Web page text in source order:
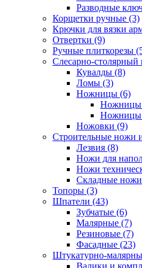
Разводные
Корщетки ручные (3)
Крючки для вязки
Отвертки (9)
Ручные плиткорезы
Слесарно-столярный
Кувалды (8)
Ломы (3)
Ножницы (6)
Ножницы
Ножницы
Ножовки (9)
Строительные ножи
Лезвия (8)
Ножи для
Ножи
Складные
Топоры (3)
Шпатели (43)
Зубчатые (6)
Малярные (7)
Резиновые (7)
Фасадные (23)
Штукатурно-
Валики и